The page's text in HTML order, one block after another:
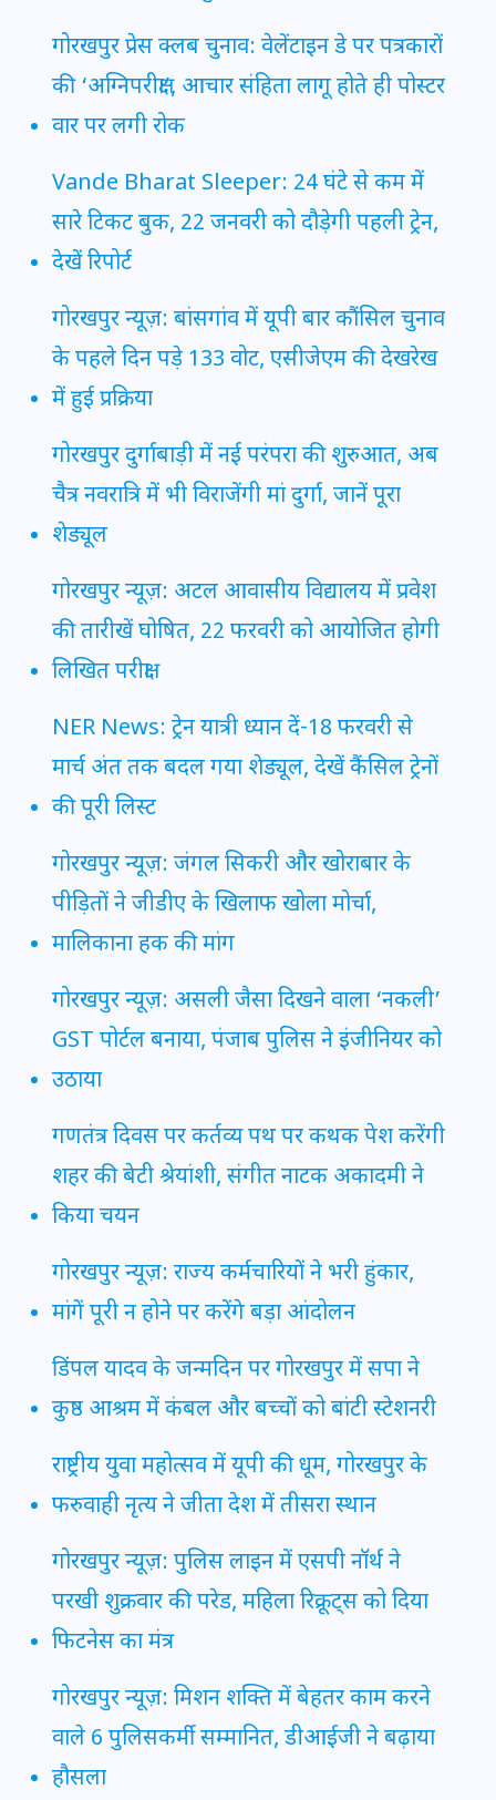
गोरखपुर प्रेस क्लब चुनाव: वेलेंटाइन डे पर पत्रकारों
की ‘अग्निपरीक्षा’, आचार संहिता लागू होते ही पोस्टर
वार पर लगी रोक
Vande Bharat Sleeper: 24 घंटे से कम में
सारे टिकट बुक, 22 जनवरी को दौड़ेगी पहली ट्रेन,
देखें रिपोर्ट
गोरखपुर न्यूज़: बांसगांव में यूपी बार कौंसिल चुनाव
के पहले दिन पड़े 133 वोट, एसीजेएम की देखरेख
में हुई प्रक्रिया
गोरखपुर दुर्गाबाड़ी में नई परंपरा की शुरुआत, अब
चैत्र नवरात्रि में भी विराजेंगी मां दुर्गा, जानें पूरा
शेड्यूल
गोरखपुर न्यूज़: अटल आवासीय विद्यालय में प्रवेश
की तारीखें घोषित, 22 फरवरी को आयोजित होगी
लिखित परीक्षा
NER News: ट्रेन यात्री ध्यान दें-18 फरवरी से
मार्च अंत तक बदल गया शेड्यूल, देखें कैंसिल ट्रेनों
की पूरी लिस्ट
गोरखपुर न्यूज़: जंगल सिकरी और खोराबार के
पीड़ितों ने जीडीए के खिलाफ खोला मोर्चा,
मालिकाना हक की मांग
गोरखपुर न्यूज़: असली जैसा दिखने वाला ‘नकली’
GST पोर्टल बनाया, पंजाब पुलिस ने इंजीनियर को
उठाया
गणतंत्र दिवस पर कर्तव्य पथ पर कथक पेश करेंगी
शहर की बेटी श्रेयांशी, संगीत नाटक अकादमी ने
किया चयन
गोरखपुर न्यूज़: राज्य कर्मचारियों ने भरी हुंकार,
मांगें पूरी न होने पर करेंगे बड़ा आंदोलन
डिंपल यादव के जन्मदिन पर गोरखपुर में सपा ने
कुष्ठ आश्रम में कंबल और बच्चों को बांटी स्टेशनरी
राष्ट्रीय युवा महोत्सव में यूपी की धूम, गोरखपुर के
फरुवाही नृत्य ने जीता देश में तीसरा स्थान
गोरखपुर न्यूज़: पुलिस लाइन में एसपी नॉर्थ ने
परखी शुक्रवार की परेड, महिला रिक्रूट्स को दिया
फिटनेस का मंत्र
गोरखपुर न्यूज़: मिशन शक्ति में बेहतर काम करने
वाले 6 पुलिसकर्मी सम्मानित, डीआईजी ने बढ़ाया
हौसला